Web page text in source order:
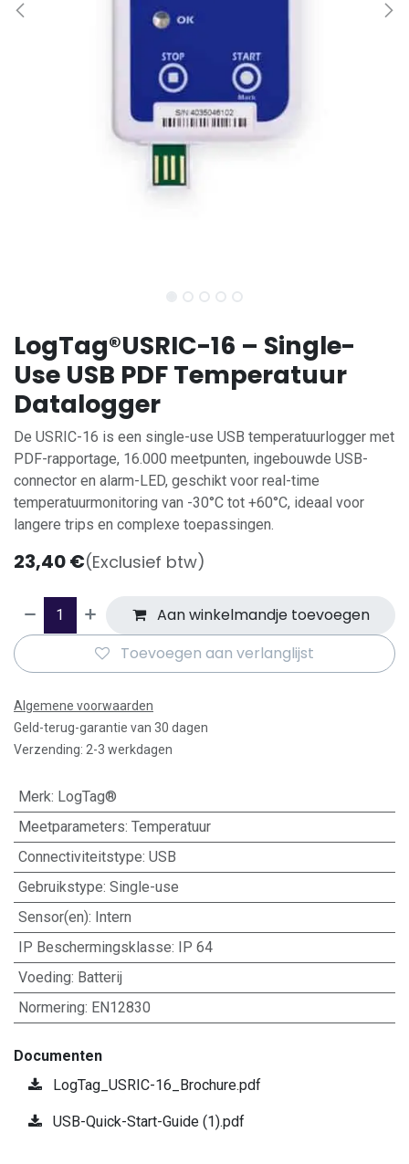
LogTag®USRIC-16 – Single-
Use USB PDF Temperatuur
Datalogger
De USRIC-16 is een single-use USB temperatuurlogger met
PDF-rapportage, 16.000 meetpunten, ingebouwde USB-
connector en alarm-LED, geschikt voor real-time
temperatuurmonitoring van -30°C tot +60°C, ideaal voor
langere trips en complexe toepassingen.
23,40€(Exclusief btw)
Aan winkelmandje toevoegen
Toevoegen aan verlanglijst
Algemene voorwaarden
Geld-terug-garantie van 30 dagen
Verzending: 2-3 werkdagen
Merk: LogTag®
Meetparameters: Temperatuur
Connectiviteitstype: USB
Gebruikstype: Single-use
Sensor(en): Intern
IP Beschermingsklasse: IP 64
Voeding: Batterij
Normering: EN12830
Documenten
LogTag_USRIC-16_Brochure.pdf
USB-Quick-Start-Guide (1).pdf